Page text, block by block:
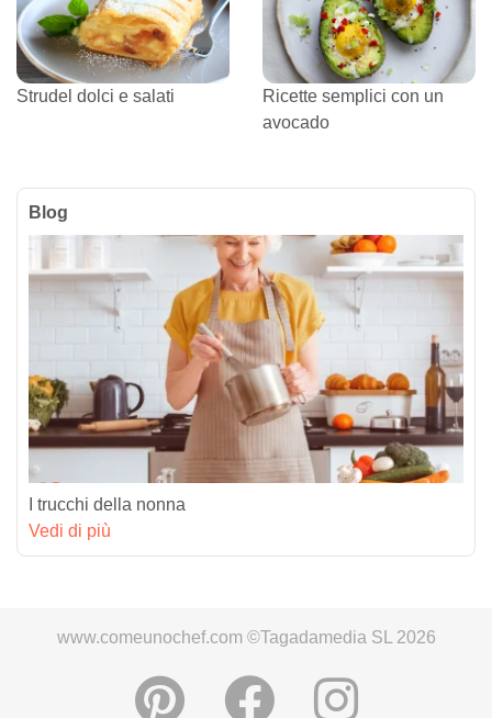
Strudel dolci e salati
Ricette semplici con un
avocado
Blog
I trucchi della nonna
Vedi di più
www.comeunochef.com ©Tagadamedia SL 2026